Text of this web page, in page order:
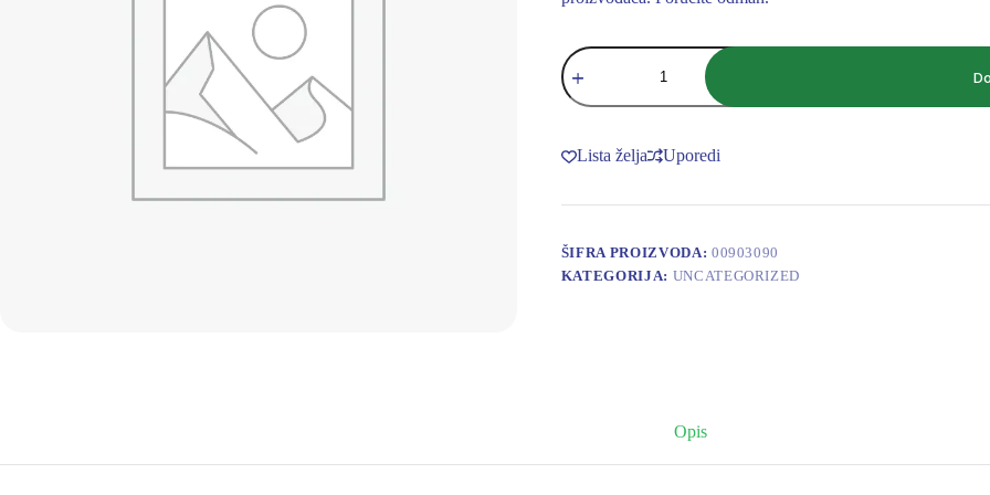
MET.
OBUJMICA
210-
219
količina
Lista želja Uporedi
ŠIFRA PROIZVODA: 00903090
KATEGORIJA: UNCATEGORIZED
Opis